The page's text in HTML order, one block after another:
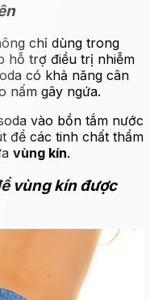
chỉ dùng trong
hỗ trợ điều trị nhiễm
có khả năng cân
nấm gây ngứa.
vào bồn tắm nước
để các tinh chất thẩm
vùng kín.
vùng kín được